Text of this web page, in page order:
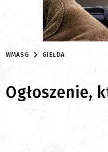
WMASG GIEŁDA
Ogłoszenie,